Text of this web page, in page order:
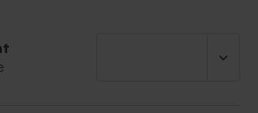
séparément